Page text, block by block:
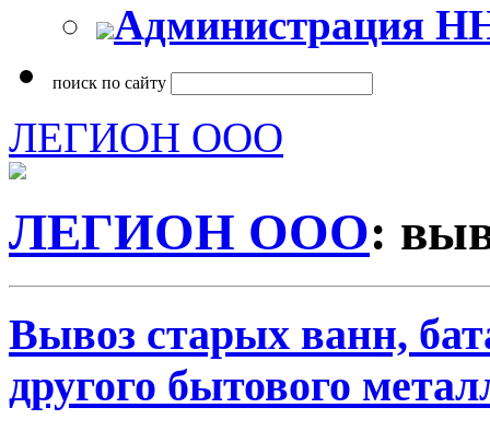
Администрация
поиск по сайту
ЛЕГИОН ООО
ЛЕГИОН ООО:
Вывоз старых ванн,
другого бытового